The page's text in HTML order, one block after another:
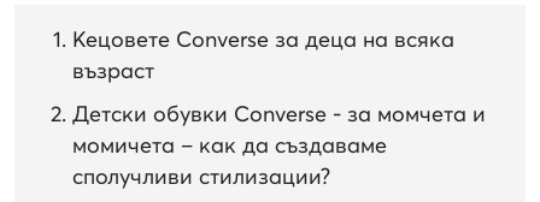
Кецовете Converse за деца на всяка
възраст
Детски обувки Converse - за момчета и
момичета – как да създаваме
сполучливи стилизации?